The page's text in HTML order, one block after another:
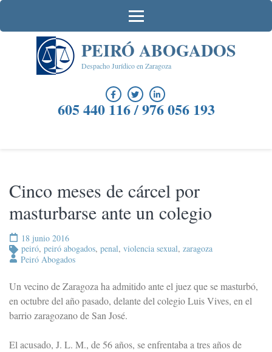
Saltar
contenido
PEIRÓ ABOGADOS
Despacho Jurídico en Zaragoza
605 440 116 / 976 056 193
Cinco meses de cárcel por
masturbarse ante un colegio
18 junio 2016
peiró, peiró abogados, penal, violencia sexual, zaragoza
Peiró Abogados
Un vecino de Zaragoza ha admitido ante el juez que se masturbó,
en octubre del año pasado, delante del colegio Luis Vives, en el
barrio zaragozano de San José.
El acusado, J. L. M., de 56 años, se enfrentaba a tres años de